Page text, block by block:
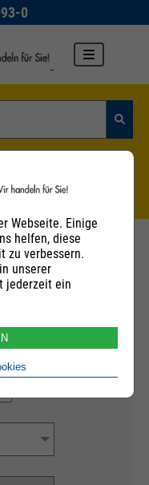
0
Webseite. Einige
helfen, diese
zu verbessern.
unserer
jederzeit ein